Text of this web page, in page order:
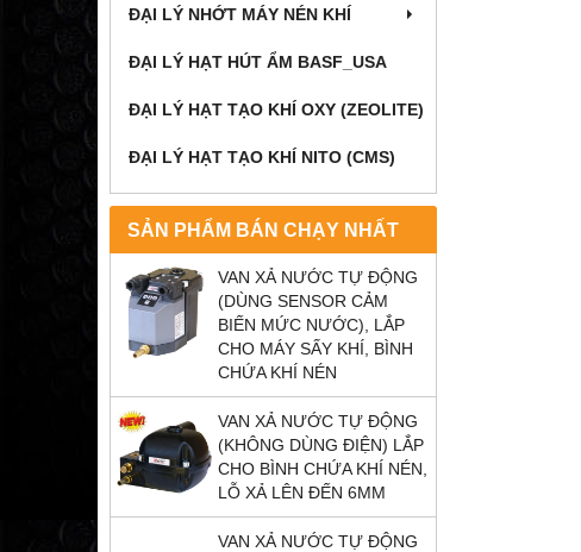
ĐẠI LÝ NHỚT MÁY NÉN KHÍ
ĐẠI LÝ HẠT HÚT ẨM BASF_USA
ĐẠI LÝ HẠT TẠO KHÍ OXY (ZEOLITE)
ĐẠI LÝ HẠT TẠO KHÍ NITO (CMS)
SẢN PHẨM BÁN CHẠY NHẤT
VAN XẢ NƯỚC TỰ ĐỘNG
(DÙNG SENSOR CẢM
BIẾN MỨC NƯỚC), LẮP
CHO MÁY SẤY KHÍ, BÌNH
CHỨA KHÍ NÉN
VAN XẢ NƯỚC TỰ ĐỘNG
(KHÔNG DÙNG ĐIỆN) LẮP
CHO BÌNH CHỨA KHÍ NÉN,
LỖ XẢ LÊN ĐẾN 6MM
VAN XẢ NƯỚC TỰ ĐỘNG